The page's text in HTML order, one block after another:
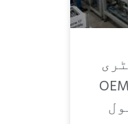
17 بیٹری
مینوفیکچرر OEM